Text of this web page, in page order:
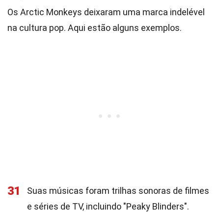
Os Arctic Monkeys deixaram uma marca indelével
na cultura pop. Aqui estão alguns exemplos.
31
Suas músicas foram trilhas sonoras de filmes
e séries de TV, incluindo "Peaky Blinders".